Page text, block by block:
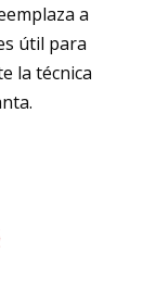
a
útil para
la técnica